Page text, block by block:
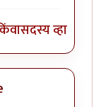
सदस्य व्हा